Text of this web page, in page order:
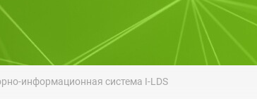
информационная система I-LDS